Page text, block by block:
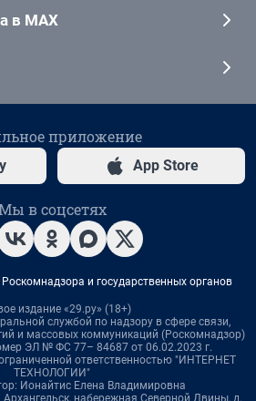
в MAX
приложение
App Store
в соцсетях
и государственных органов
издание «29.ру» (18+)
службой по надзору в сфере связи,
и массовых коммуникаций (Роскомнадзор)
ЭЛ № ФС 77– 84687 от 06.02.2023 г.
ответственностью "ИНТЕРНЕТ
ТЕХНОЛОГИИ"
Ионайтис Елена Владимировна